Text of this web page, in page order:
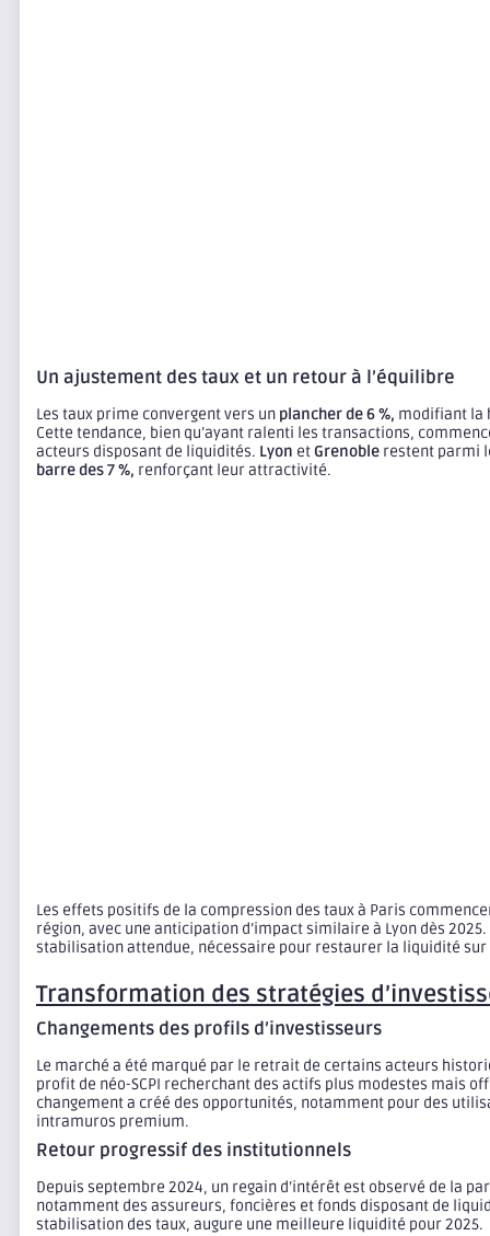
Un ajustement des taux et un retour à l’équilibre
Les taux prime convergent vers un plancher de 6 %, modifiant la
Cette tendance, bien qu’ayant ralenti les transactions,
acteurs disposant de liquidités. Lyon et Grenoble restent parmi
barre des 7 %, renforçant leur attractivité.
Les effets positifs de la compression des taux à Paris
région, avec une anticipation d’impact similaire à Lyon dès
stabilisation attendue, nécessaire pour restaurer la liquidité sur
Transformation des stratégies
Changements des profils d’investisseurs
Le marché a été marqué par le retrait de certains acteurs
profit de néo-SCPI recherchant des actifs plus modestes mais
changement a créé des opportunités, notamment pour des
intramuros premium.
Retour progressif des institutionnels
Depuis septembre 2024, un regain d’intérêt est observé de la
notamment des assureurs, foncières et fonds disposant de
stabilisation des taux, augure une meilleure liquidité pour 2025.